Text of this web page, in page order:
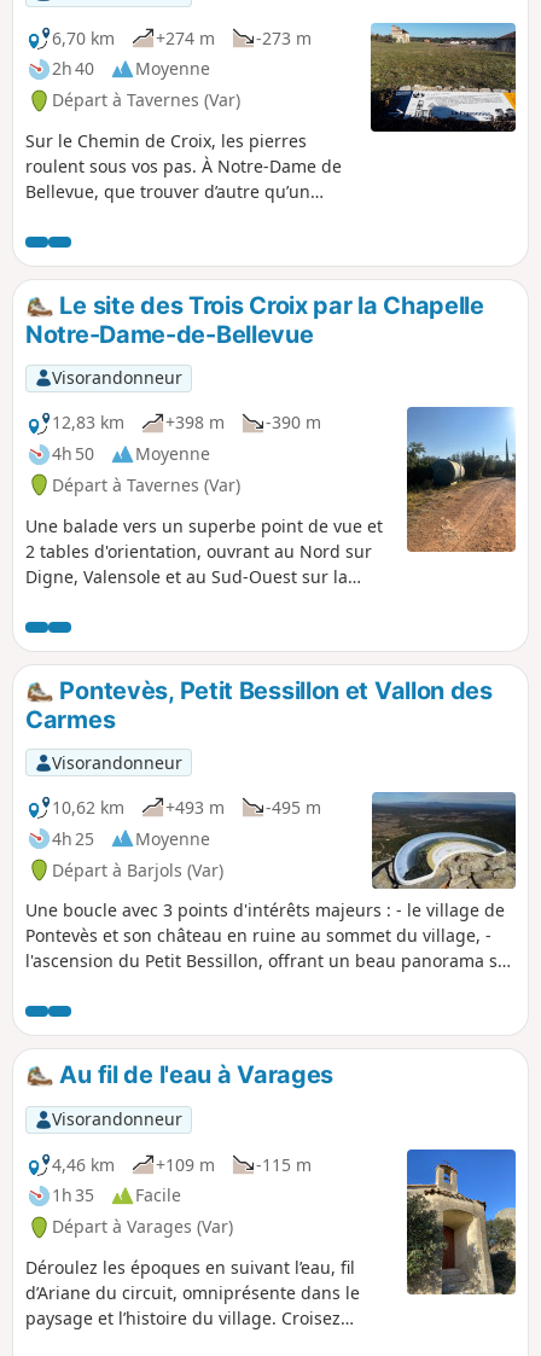
6,70 km
+274 m
-273 m
2h 40
Moyenne
Départ à Tavernes (Var)
Sur le Chemin de Croix, les pierres
roulent sous vos pas. À Notre-Dame de
Bellevue, que trouver d’autre qu’un
Jean Giono et propositions de jeux, il y
en a pour tous les goûts sur ce
parcours.Le site des Trois Croix par la Chapelle
Notre-Dame-de-Bellevue
Visorandonneur
12,83 km
+398 m
-390 m
4h 50
Moyenne
Départ à Tavernes (Var)
Une balade vers un superbe point de vue et
2 tables d'orientation, ouvrant au Nord sur
Digne, Valensole et au Sud-Ouest sur la
et le massif de la Sainte-Baume.
Pontevès, Petit Bessillon et Vallon des
Carmes
Visorandonneur
10,62 km
+493 m
-495 m
4h 25
Moyenne
Départ à Barjols (Var)
Une boucle avec 3 points d'intérêts majeurs : - le village de
Pontevès et son château en ruine au sommet du village, -
l'ascension du Petit Bessillon, offrant un beau panorama sur
à Barjols par le Vallon des Carmes et ses cascades
(actuellement fermé voir infos pratiques).
Malheureusement, la 1ère heure de randonnée se fait
majoritairement sur route afin d'effectuer une boucle.
Au fil de l'eau à Varages
Visorandonneur
4,46 km
+109 m
-115 m
1h 35
Facile
Départ à Varages (Var)
Déroulez les époques en suivant l’eau, fil
d’Ariane du circuit, omniprésente dans le
paysage et l’histoire du village. Croisez